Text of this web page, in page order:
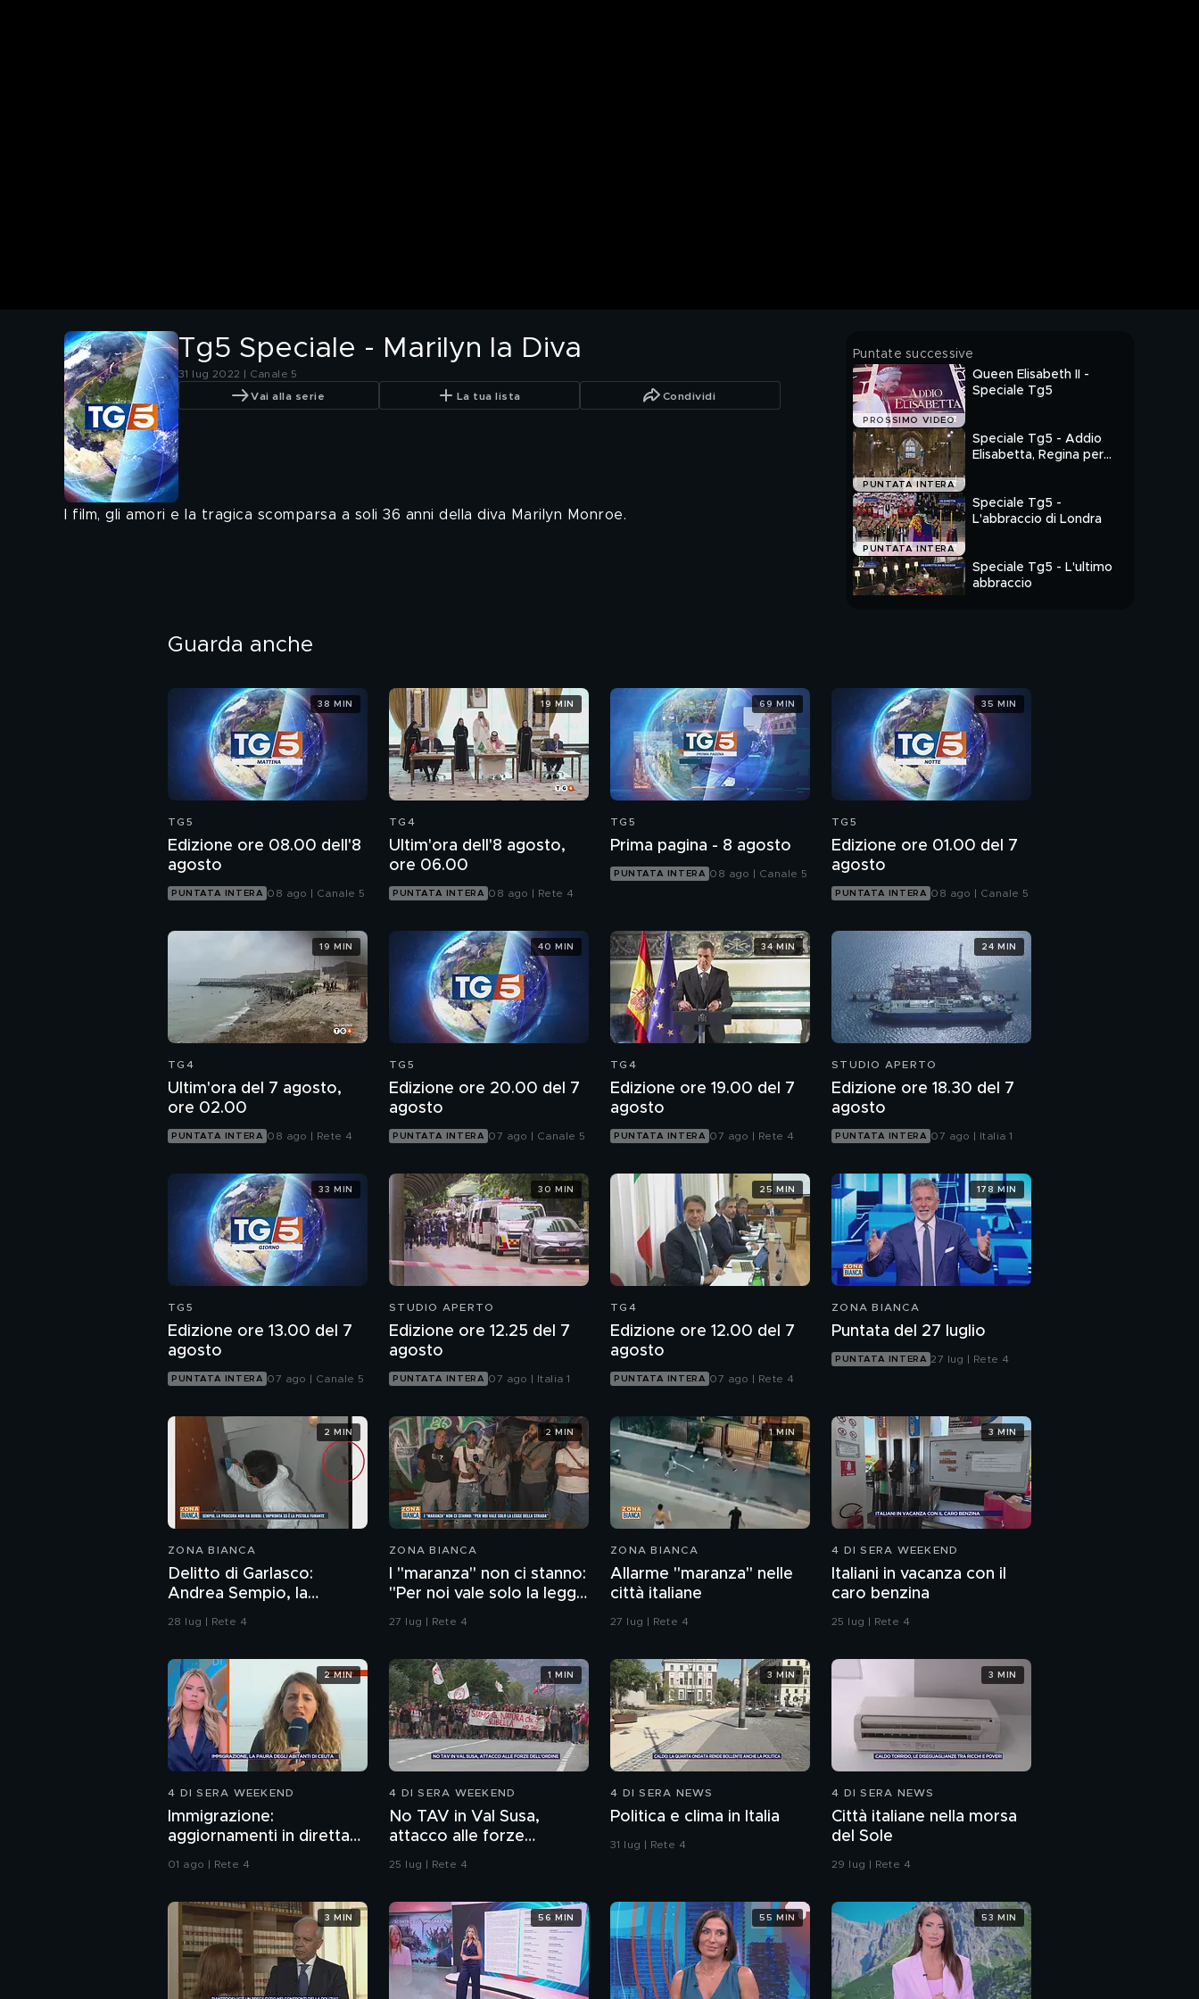
Tg5 Speciale - Marilyn la Diva
31 lug 2022 | Canale 5
Vai alla serie La tua lista Condividi
I film, gli amori e la tragica scomparsa a soli 36 anni della diva Marilyn Monroe.
Puntate successive
PROSSIMO VIDEO
Queen Elisabeth II -
Speciale Tg5
PUNTATA INTERA
Speciale Tg5 - Addio
Elisabetta, Regina per
PUNTATA INTERA
Speciale Tg5 -
L'abbraccio di Londra
Speciale Tg5 - L'ultimo
abbraccio
Guarda anche
TG5
Edizione ore 08.00 dell'8
agosto
PUNTATA INTERA 08 ago | Canale 5
38 MIN
TG4
Ultim'ora dell'8 agosto,
ore 06.00
PUNTATA INTERA 08 ago | Rete 4
19 MIN
TG5
Prima pagina - 8 agosto
PUNTATA INTERA 08 ago | Canale 5
69 MIN
TG5
Edizione ore 01.00 del 7
agosto
PUNTATA INTERA 08 ago | Canale 5
35 MIN
TG4
Ultim'ora del 7 agosto,
ore 02.00
PUNTATA INTERA 08 ago | Rete 4
19 MIN
TG5
Edizione ore 20.00 del 7
agosto
PUNTATA INTERA 07 ago | Canale 5
40 MIN
TG4
Edizione ore 19.00 del 7
agosto
PUNTATA INTERA 07 ago | Rete 4
34 MIN
STUDIO APERTO
Edizione ore 18.30 del 7
agosto
PUNTATA INTERA 07 ago | Italia 1
24 MIN
TG5
Edizione ore 13.00 del 7
agosto
PUNTATA INTERA 07 ago | Canale 5
33 MIN
STUDIO APERTO
Edizione ore 12.25 del 7
agosto
PUNTATA INTERA 07 ago | Italia 1
30 MIN
TG4
Edizione ore 12.00 del 7
agosto
PUNTATA INTERA 07 ago | Rete 4
25 MIN
ZONA BIANCA
Puntata del 27 luglio
PUNTATA INTERA 27 lug | Rete 4
178 MIN
ZONA BIANCA
Delitto di Garlasco:
Andrea Sempio, la
Procura di Pavia non ha
28 lug | Rete 4
2 MIN
ZONA BIANCA
I "maranza" non ci stanno:
"Per noi vale solo la legge
della strada"
27 lug | Rete 4
2 MIN
ZONA BIANCA
Allarme "maranza" nelle
città italiane
27 lug | Rete 4
1 MIN
4 DI SERA WEEKEND
Italiani in vacanza con il
caro benzina
25 lug | Rete 4
3 MIN
4 DI SERA WEEKEND
Immigrazione:
aggiornamenti in diretta
da Ceuta
01 ago | Rete 4
2 MIN
4 DI SERA WEEKEND
No TAV in Val Susa,
attacco alle forze
dell'ordine
25 lug | Rete 4
1 MIN
4 DI SERA NEWS
Politica e clima in Italia
31 lug | Rete 4
3 MIN
4 DI SERA NEWS
Città italiane nella morsa
del Sole
29 lug | Rete 4
3 MIN
3 MIN 56 MIN 55 MIN 53 MIN